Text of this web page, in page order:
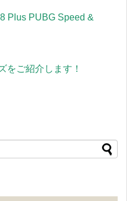
Plus PUBG Speed &
をご紹介します！